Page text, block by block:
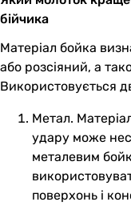
бійчика
Матеріал бойка
або розсіяний, а
Використовується
Метал.
удару може
металевим
поверхонь і